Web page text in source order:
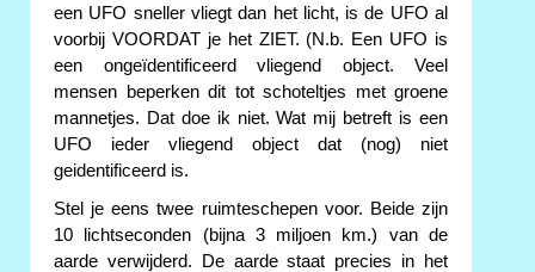
een UFO sneller vliegt dan het licht, is de UFO al
voorbij VOORDAT je het ZIET. (N.b. Een UFO is
een ongeïdentificeerd vliegend object. Veel
mensen beperken dit tot schoteltjes met groene
mannetjes. Dat doe ik niet. Wat mij betreft is een
UFO ieder vliegend object dat (nog) niet
geidentificeerd is.
Stel je eens twee ruimteschepen voor. Beide zijn
10 lichtseconden (bijna 3 miljoen km.) van de
aarde verwijderd. De aarde staat precies in het